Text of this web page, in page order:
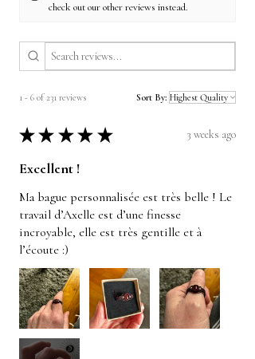
check out our other reviews instead.
1 - 6 of 231 reviews Sort By:
★ ★ ★ ★ ★ 3 weeks ago
Excellent !
Ma bague personnalisée est très belle ! Le
travail d’Axelle est d’une finesse
incroyable, elle est très gentille et à
l’écoute :)